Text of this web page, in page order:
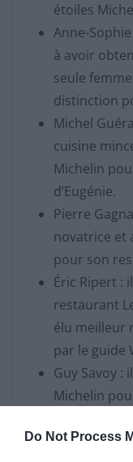
Do Not Process
étoiles
Anne-
à avoir
seule
distinction
Michel
cuisine
Michelin
d’Eugénie.
Pierre
novatrice et
pour son
Éric Ripert :
restaurant
élu meilleur
par le guide
Guy Savoy
Michelin
Paris et a
à travers le